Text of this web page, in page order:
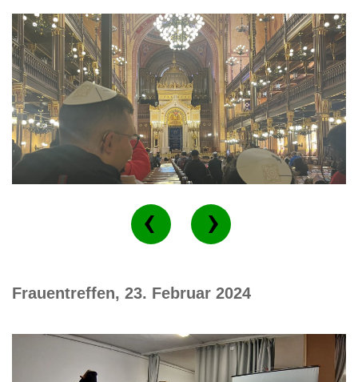
Frauentreffen, 23. Februar 2024